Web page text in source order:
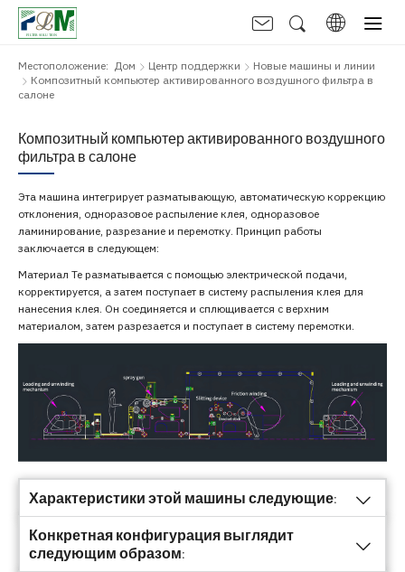
Местоположение: Дом Центр поддержки
Новые машины и линии
Композитный компьютер активированного воздушного фильтра в
салоне
Композитный компьютер активированного воздушного
фильтра в салоне
Эта машина интегрирует разматывающую, автоматическую коррекцию
отклонения, одноразовое распыление клея, одноразовое
ламинирование, разрезание и перемотку. Принцип работы
заключается в следующем:
Материал Te разматывается с помощью электрической подачи,
корректируется, а затем поступает в систему распыления клея для
нанесения клея. Он соединяется и сплющивается с верхним
материалом, затем разрезается и поступает в систему перемотки.
Характеристики этой машины следующие:
Конкретная конфигурация выглядит
следующим образом: